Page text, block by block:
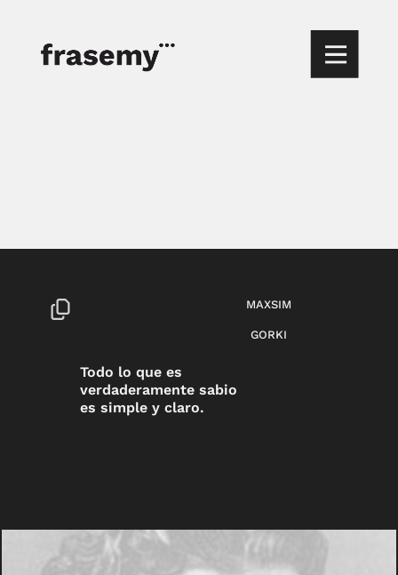
Todo lo que es
verdaderamente sabio
es simple y claro.
MAXSIM
GORKI